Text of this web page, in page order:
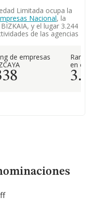
Limitada ocupa la
Nacional, la
y el lugar 3.244
de las agencias
de empresas
en el
Comerciales